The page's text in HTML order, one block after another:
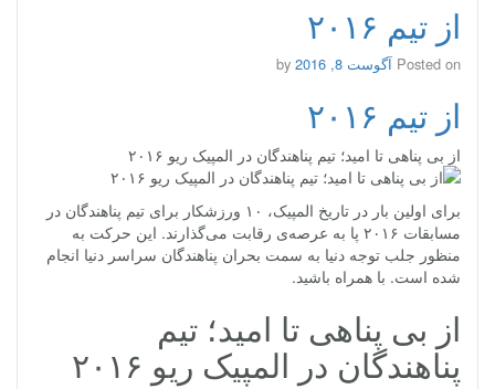
از تیم ۲۰۱۶
Posted on آگوست 8, 2016
از تیم ۲۰۱۶
از بی پناهی تا امید؛ تیم پناهندگان در المپیک ریو ۲۰۱۶
برای اولین بار در تاریخ المپیک، ۱۰ ورزشکار برای تیم پناهندگان در
مسابقات ۲۰۱۶ پا به عرصه‌ی رقابت می‌گذارند. این حرکت به
منظور جلب توجه دنیا به سمت بحران پناهندگان سراسر دنیا انجام
شده است. با همراه باشید.
از بی پناهی تا امید؛ تیم
پناهندگان در المپیک ریو ۲۰۱۶